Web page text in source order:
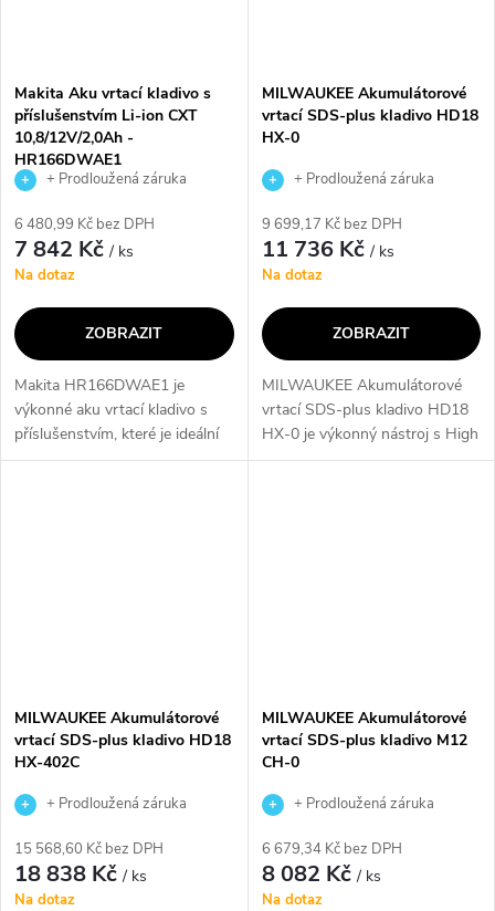
Makita Aku vrtací kladivo s
příslušenstvím Li-ion CXT
10,8/12V/2,0Ah -
HR166DWAE1
+ Prodloužená záruka
6 480,99 Kč bez DPH
7 842 Kč/ ks
Na dotaz
ZOBRAZIT
Makita HR166DWAE1 je
výkonné aku vrtací kladivo s
příslušenstvím, které je ideální
pro profesionální i domácí
MILWAUKEE Akumulátorové
vrtací SDS-plus kladivo HD18
HX-0
+ Prodloužená záruka
9 699,17 Kč bez DPH
11 736 Kč/ ks
Na dotaz
ZOBRAZIT
MILWAUKEE Akumulátorové
vrtací SDS-plus kladivo HD18
HX-0 je výkonný nástroj s High
Power Motorem, který
MILWAUKEE Akumulátorové
vrtací SDS-plus kladivo HD18
HX-402C
+ Prodloužená záruka
15 568,60 Kč bez DPH
18 838 Kč/ ks
Na dotaz
MILWAUKEE Akumulátorové
vrtací SDS-plus kladivo M12
CH-0
+ Prodloužená záruka
6 679,34 Kč bez DPH
8 082 Kč/ ks
Na dotaz